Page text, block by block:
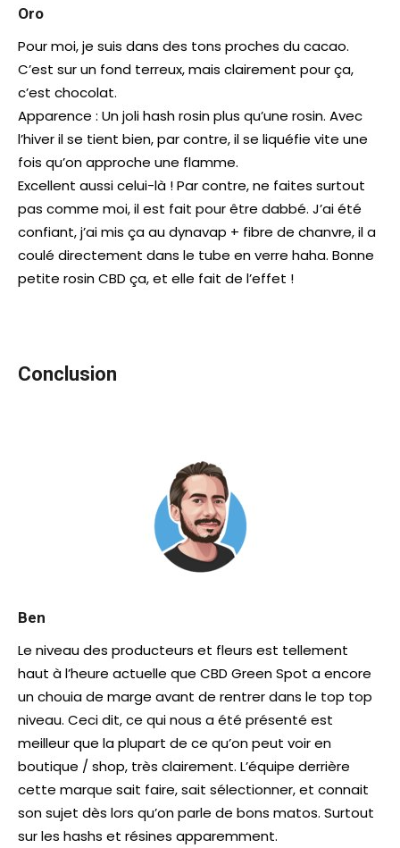
Oro
Pour moi, je suis dans des tons proches du cacao.
C’est sur un fond terreux, mais clairement pour ça,
c’est chocolat.
Apparence : Un joli hash rosin plus qu’une rosin. Avec
l’hiver il se tient bien, par contre, il se liquéfie vite une
fois qu’on approche une flamme.
Excellent aussi celui-là ! Par contre, ne faites surtout
pas comme moi, il est fait pour être dabbé. J’ai été
confiant, j’ai mis ça au dynavap + fibre de chanvre, il a
coulé directement dans le tube en verre haha. Bonne
petite rosin CBD ça, et elle fait de l’effet !
Conclusion
Ben
Le niveau des producteurs et fleurs est tellement
haut à l’heure actuelle que CBD Green Spot a encore
un chouia de marge avant de rentrer dans le top top
niveau. Ceci dit, ce qui nous a été présenté est
meilleur que la plupart de ce qu’on peut voir en
boutique / shop, très clairement. L’équipe derrière
cette marque sait faire, sait sélectionner, et connait
son sujet dès lors qu’on parle de bons matos. Surtout
sur les hashs et résines apparemment.